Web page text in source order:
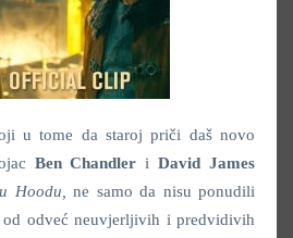
u tome da staroj priči daš novo
Ben Chandler iDavid James
Hoodu,ne samo da nisu ponudili
odveć neuvjerljivih i predvidivih